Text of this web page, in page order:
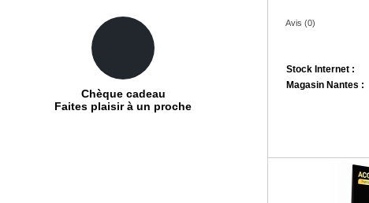
Avis (0)
Stock Internet :
Magasin Nantes :
Chèque cadeau
Faites plaisir à un proche